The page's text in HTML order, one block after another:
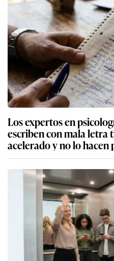
Los expertos en
escriben con mala letra
acelerado y no lo hacen